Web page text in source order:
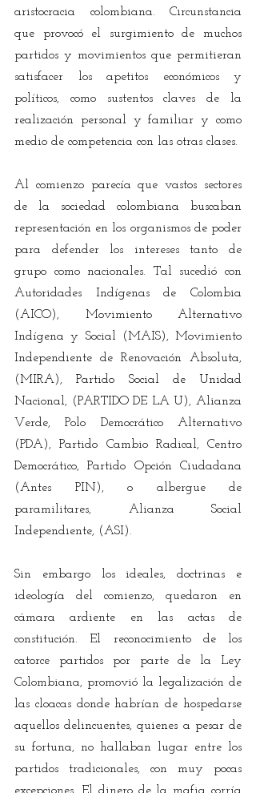
aristocracia colombiana. Circunstancia
que provocó el surgimiento de muchos
partidos y movimientos que permitieran
satisfacer los apetitos económicos y
políticos, como sustentos claves de la
realización personal y familiar y como
medio de competencia con las otras clases.
Al comienzo parecía que vastos sectores
de la sociedad colombiana buscaban
representación en los organismos de poder
para defender los intereses tanto de
grupo como nacionales. Tal sucedió con
Autoridades Indígenas de Colombia
(AICO), Movimiento Alternativo
Indígena y Social (MAIS), Movimiento
Independiente de Renovación Absoluta,
(MIRA), Partido Social de Unidad
Nacional, (PARTIDO DE LA U), Alianza
Verde, Polo Democrático Alternativo
(PDA), Partido Cambio Radical, Centro
Democrático, Partido Opción Ciudadana
(Antes PIN), o albergue de
paramilitares, Alianza Social
Independiente, (ASI).
Sin embargo los ideales, doctrinas e
ideología del comienzo, quedaron en
cámara ardiente en las actas de
constitución. El reconocimiento de los
catorce partidos por parte de la Ley
Colombiana, promovió la legalización de
las cloacas donde habrían de hospedarse
aquellos delincuentes, quienes a pesar de
su fortuna, no hallaban lugar entre los
partidos tradicionales, con muy pocas